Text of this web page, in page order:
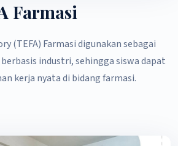
Farmasi
(TEFA) Farmasi digunakan sebagai
industri, sehingga siswa dapat
kerja nyata di bidang farmasi.